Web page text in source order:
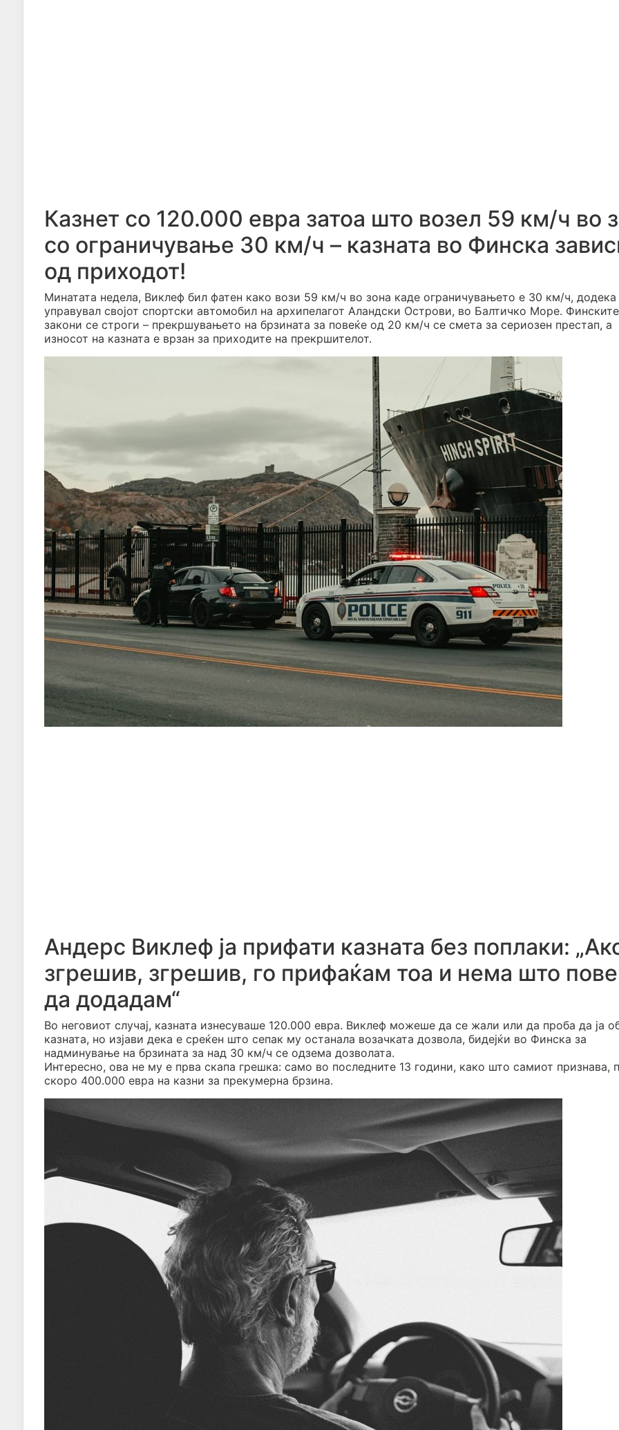
Казнет со 120.000 евра затоа што возел 59 км/ч во
со ограничување 30 км/ч – казната во Финска
од приходот!
Минатата недела, Виклеф бил фатен како вози 59 км/ч во зона каде ограничувањето е 30 км/ч, додека
управувал својот спортски автомобил на архипелагот Аландски Острови, во Балтичко Море. Финските
закони се строги – прекршувањето на брзината за повеќе од 20 км/ч се смета за сериозен престап, а
износот на казната е врзан за приходите на прекршителот.
Андерс Виклеф ја прифати казната без поплаки:
згрешив, згрешив, го прифаќам тоа и нема што
да додадам“
Во неговиот случај, казната изнесуваше 120.000 евра. Виклеф можеше да се жали или да проба да ја
казната, но изјави дека е среќен што сепак му останала возачката дозвола, бидејќи во Финска за
надминување на брзината за над 30 км/ч се одзема дозволата.
Интересно, ова не му е прва скапа грешка: само во последните 13 години, како што самиот признава,
скоро 400.000 евра на казни за прекумерна брзина.